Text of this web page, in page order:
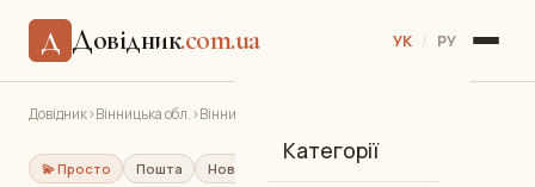
Д Довідник.com.ua УК / РУ
Категорії
Довідник›Вінницька обл.›Вінниця
💫 Просто Пошта Нова Пошта Тяжилів